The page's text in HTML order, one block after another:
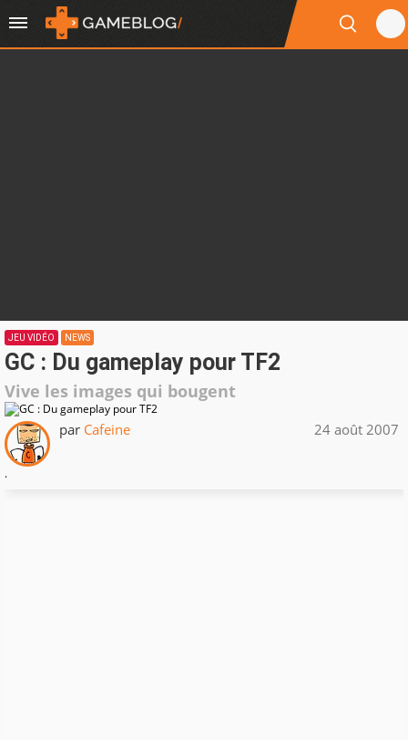
JEU VIDÉO NEWS
GC : Du gameplay pour TF2
Vive les images qui bougent
par Cafeine 24 août 2007
.